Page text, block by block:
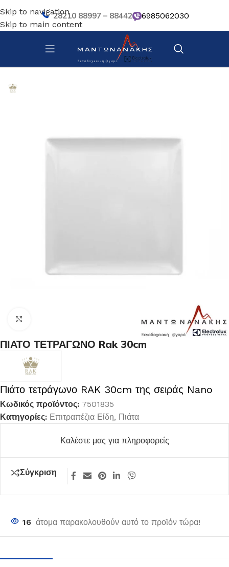
Skip to navigation
Skip to main content
28210 88997 – 88442 6985062030
Αρχική σελίδα/ Επιτραπέζια Είδη/ Πιάτα
ΠΙΑΤΟ ΤΕΤΡΑΓΩΝΟ Rak 30cm
Πιάτο τετράγωνο RAK 30cm της σειράς Nano
Κωδικός προϊόντος: 7501835
Κατηγορίες: Επιτραπέζια Είδη, Πιάτα
Καλέστε μας για πληροφορείς
Σύγκριση
16 άτομα παρακολουθούν αυτό το προϊόν τώρα!